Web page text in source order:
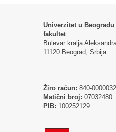
Univerzitet u
fakultet
Bulevar kralja Aleksandra
11120 Beograd, Srbija
Žiro račun: 840-
Matični broj: 07032480
PIB: 100252129